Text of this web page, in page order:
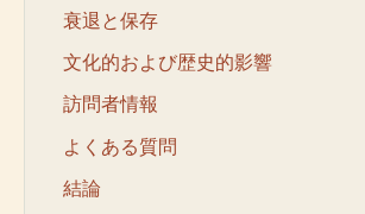
衰退と保存
文化的および歴史的影響
訪問者情報
よくある質問
結論